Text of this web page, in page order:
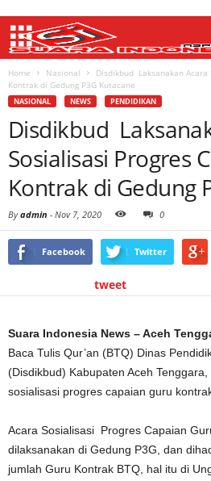
Home Nasional
Disdikbud Laksanakan Acara
Kontrak di Gedung P3G Kutacane
NASIONAL NEWS PENDIDIKAN
Disdikbud
Sosialisasi Progres
Kontrak di Gedung
Byadmin - Nov 7, 2020 0
Facebook Twitter
tweet
Suara Indonesia News – Aceh
Baca Tulis Qur’an (BTQ) Dinas
(Disdikbud) Kabupaten Aceh
sosialisasi progres capaian guru
Acara Sosialisasi Progres Capaian
dilaksanakan di Gedung P3G, dan
jumlah Guru Kontrak BTQ, hal itu di